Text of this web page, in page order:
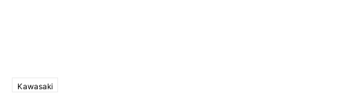
Kawasaki